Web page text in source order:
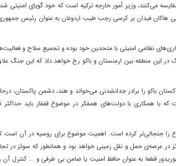
می‌کنند، وزیر أمور خارجه ترکیه است که خود گویای امنیتی
فیدان بر کرسی رجب طیب اردوغان به عنوان رئیس جمهوری
نظامی امنیتی با متحدین خود بوده و تجمیع سلاح و
این منطقه بین ارمنستان و باکو رخ خواهد داد که این جنگ
باکو را برادر جدانشدنی می‌خواند و هند، دشمن پاکستان،
با همکاری با دولت‌های همفکر در موضوع قفقاز باید حداکثر
را جنجالی‌تر کرده است. اهمیت موضوع برای روسیه در آن است
عرصه‌ی حمل و نقل زمینی خواهد بود و همانطور که سوئز در
قطعا به عنوان حافظ امنیت یا ضامن بی طرفی و ... کنترل